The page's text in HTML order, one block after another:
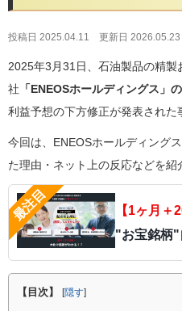
投稿日 2025.04.11 更新日 2026.05.23
2025年3月31日、石油製品の精
社 「ENEOSホールディングス」
利益予想の下方修正が発表された
今回は、ENEOSホールディング
た理由・ネット上の反応などを紹
【1ヶ月＋
"お宝銘柄"
【目次】 [隠す]